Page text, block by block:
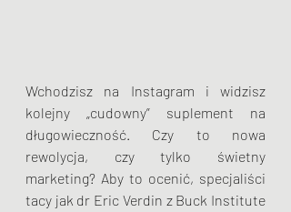
Wchodzisz na Instagram i widzisz
kolejny „cudowny” suplement na
długowieczność. Czy to nowa
rewolycja, czy tylko świetny
marketing? Aby to ocenić, specjaliści
tacy jak dr Eric Verdin z Buck Institute